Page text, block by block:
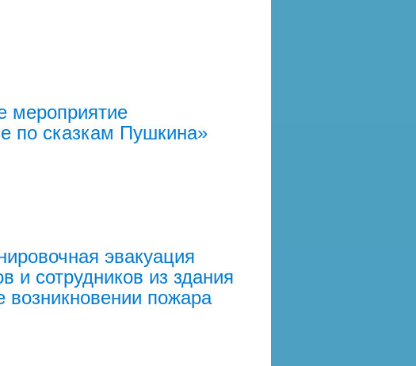
мероприятие
по сказкам Пушкина»
эвакуация
и сотрудников из здания
пожара